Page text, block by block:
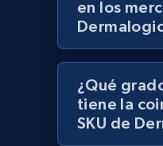
991+ 165+
Lazada - Products -
category URL or
URL, Title, Rating,
en los
¿Qué
tiene la
SKU de